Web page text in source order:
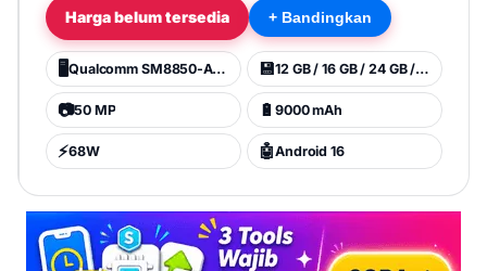
Harga belum tersedia + Bandingkan
🖥️ Qualcomm SM8850-AC Snapdragon 8 Elite Gen 5 (3 nm) 💾 12 GB / 16 GB / 24 GB / 256 GB
📷50 MP 🔋 9000 mAh
⚡68W 🤖Android 16